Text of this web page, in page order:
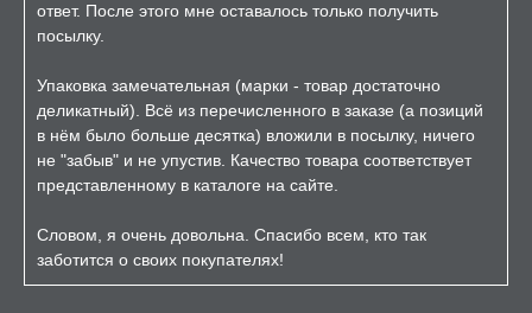
ответ. После этого мне оставалось только получить
посылку.
Упаковка замечательная (марки - товар достаточно
деликатный). Всё из перечисленного в заказе (а позиций
в нём было больше десятка) вложили в посылку, ничего
не "забыв" и не упустив. Качество товара соответствует
представленному в каталоге на сайте.
Словом, я очень довольна. Спасибо всем, кто так
заботится о своих покупателях!